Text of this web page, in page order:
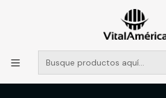
POR SISTEMA FRONTAL SOLO RETIROS
MUCHAS GRACIAS +569 5956 2237
Leer más
Inicio Catálogo SEGURIDAD
TECLE VTL KIT-II PALANCA